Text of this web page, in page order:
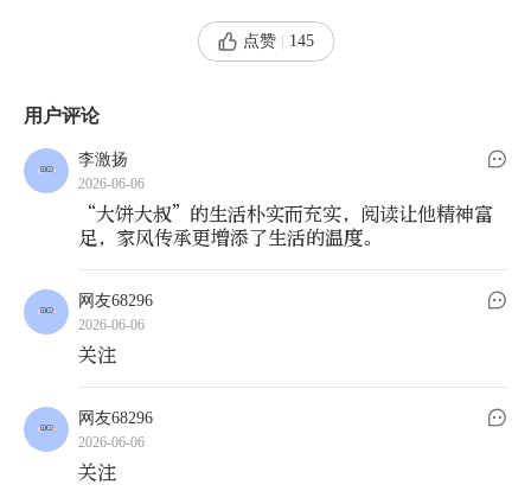
点赞 145
用户评论
李激扬
2026-06-06
“大饼大叔”的生活朴实而充实，阅读让他精神富
足，家风传承更增添了生活的温度。
网友68296
2026-06-06
关注
网友68296
2026-06-06
关注